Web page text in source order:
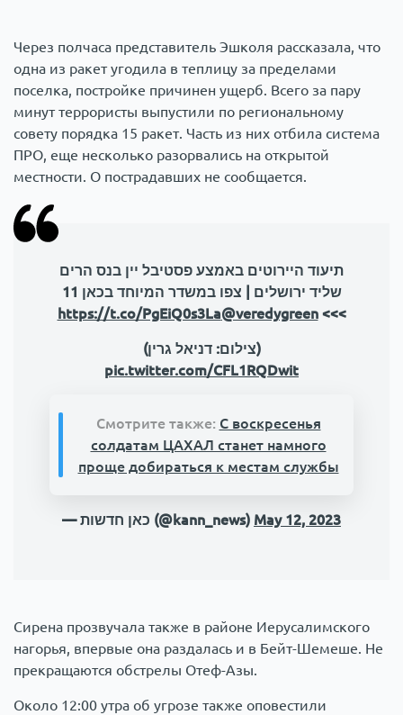
Через полчаса представитель Эшколя рассказала, что
одна из ракет угодила в теплицу за пределами
поселка, постройке причинен ущерб. Всего за пару
минут террористы выпустили по региональному
совету порядка 15 ракет. Часть из них отбила система
ПРО, еще несколько разорвались на открытой
местности. О пострадавших не сообщается.
תיעוד היירוטים באמצע פסטיבל יין בנס הרים
שליד ירושלים | צפו במשדר המיוחד בכאן 11
>>>
https://t.co/PgEiQ0s3La@veredygreen
(צילום: דניאל גרין)
pic.twitter.com/CFL1RQDwit
Смотрите также: С воскресенья
солдатам ЦАХАЛ станет намного
проще добираться к местам службы
— כאן חדשות (@kann_news) May 12, 2023
Сирена прозвучала также в районе Иерусалимского
нагорья, впервые она раздалась и в Бейт-Шемеше. Не
прекращаются обстрелы Отеф-Азы.
Около 12:00 утра об угрозе также оповестили